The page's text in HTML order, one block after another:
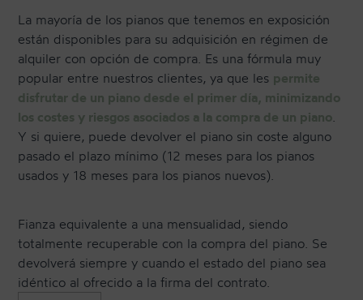
TRANSPORTE Y ALMACENAJE
MANTENIMIENTO Y TASACIÓN
SISTEMA SILENT
RESTAURACIÓN
NOSOTROS
HISTORIA
EQUIPO
MEDIOS
SHOWROOMS
La mayoría de los pianos que tenemos en exposición
están disponibles para su adquisición en régimen de
alquiler con opción de compra. Es una fórmula muy
popular entre nuestros clientes, ya que les permite
disfrutar de un piano desde el primer día, minimizando
los costes y riesgos asociados a la compra de un piano
Y si quiere, puede devolver el piano sin coste alguno
pasado el plazo mínimo (12 meses para los pianos
usados y 18 meses para los pianos nuevos).
Fianza equivalente a una mensualidad, siendo
totalmente recuperable con la compra del piano. Se
devolverá siempre y cuando el estado del piano sea
idéntico al ofrecido a la firma del contrato.